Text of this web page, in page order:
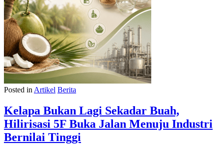
Posted in Artikel Berita
Kelapa Bukan Lagi Sekadar Buah,
Hilirisasi 5F Buka Jalan Menuju Industri
Bernilai Tinggi